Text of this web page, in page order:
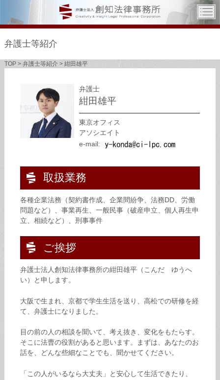
弁護士等紹介
TOP> 弁護士等紹介> 紺田雄平
弁護士
紺田雄平
東京オフィス
アソシエイト
e-mail:
取扱業務
各種企業法務（契約書作成、企業間紛争、法務DD、労働
問題など）、事業再生、一般民事（破産申立、個人再生申
立、相続など）、刑事事件
ご挨拶
弁護士法人創知法律事務所の紺田雄平（こんだ ゆうへ
い）と申します。
大阪で生まれ、京都で学生生活を送り、高松での研修を経
て、弁護士になりました。
目の前の人の相談を聞いて、考え抜き、変化をもたらす。
そこに法曹の役割があると思います。まずは、あなたのお
話を、どんな些細なことでも、聞かせてください。
「この人がいるなら大丈夫」と安心して生活できたり、